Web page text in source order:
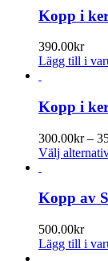
Kopp i
390.00kr
Lägg till i
Kopp i
300.00kr –
Välj
Kopp av
500.00kr
Lägg till i